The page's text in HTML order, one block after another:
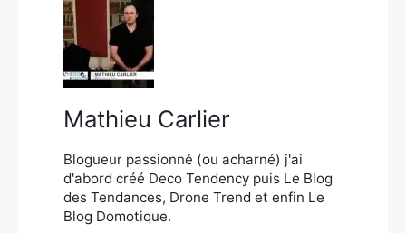
Mathieu Carlier
Blogueur passionné (ou acharné) j'ai
d'abord créé Deco Tendency puis Le Blog
des Tendances, Drone Trend et enfin Le
Blog Domotique.